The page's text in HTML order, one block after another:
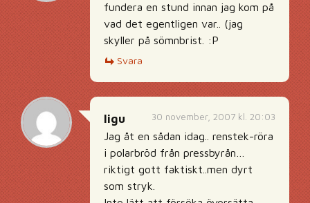
fundera en stund innan jag kom på
vad det egentligen var.. (jag
skyller på sömnbrist. :P
Svara
30 november, 2007 kl. 20:03
ligu
Jag åt en sådan idag.. renstek-röra
i polarbröd från pressbyrån…
riktigt gott faktiskt..men dyrt
som stryk.